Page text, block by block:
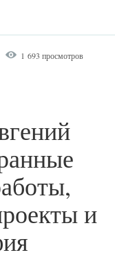
1 693 просмотров
и